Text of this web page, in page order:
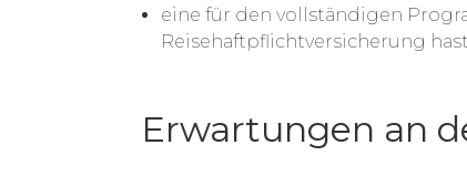
eine für den vollständigen
Reisehaftpflichtversicherung
Erwartungen an